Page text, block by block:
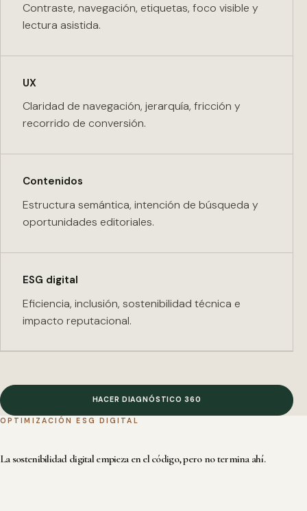
Contraste, navegación, etiquetas, foco visible y
lectura asistida.
UX
Claridad de navegación, jerarquía, fricción y
recorrido de conversión.
Contenidos
Estructura semántica, intención de búsqueda y
oportunidades editoriales.
ESG digital
Eficiencia, inclusión, sostenibilidad técnica e
impacto reputacional.
HACER DIAGNÓSTICO 360
OPTIMIZACIÓN ESG DIGITAL
La sostenibilidad digital empieza en el código, pero no termina ahí.